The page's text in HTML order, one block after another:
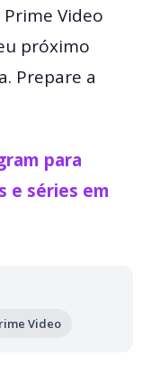
Video
próximo
Prepare a
para
e séries em
Video